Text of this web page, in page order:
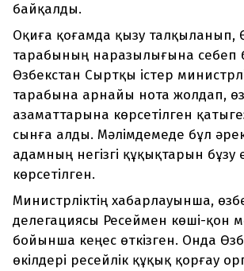
байқалды.
Оқиға қоғамда қызу талқыланып,
тарабының наразылығына себеп
Өзбекстан Сыртқы істер
тарабына арнайы нота жолдап, өз
азаматтарына көрсетілген
сынға алды. Мәлімдемеде бұл
адамның негізгі құқықтарын бұзу
көрсетілген.
Министрліктің хабарлауынша,
делегациясы Ресеймен көші-қон
бойынша кеңес өткізген. Онда
өкілдері ресейлік құқық қорғау